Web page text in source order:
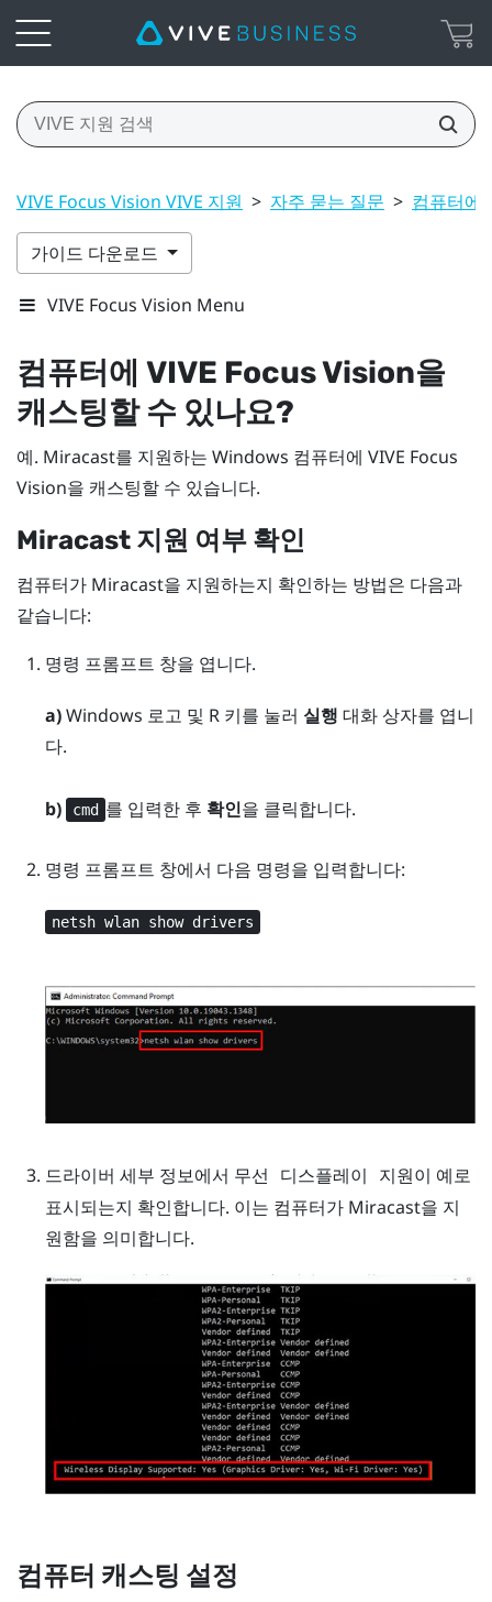
VIVE Focus Vision VIVE 지원 > 자주 묻는 질문 > 컴퓨터에
가이드 다운로드
VIVE Focus Vision Menu
컴퓨터에 VIVE Focus Vision을
캐스팅할 수 있나요?
예. Miracast를 지원하는 Windows 컴퓨터에 VIVE Focus
Vision을 캐스팅할 수 있습니다.
Miracast 지원 여부 확인
컴퓨터가 Miracast을 지원하는지 확인하는 방법은 다음과
같습니다:
명령 프롬프트 창을 엽니다.
a) Windows 로고 및 R키를 눌러 실행 대화 상자를 엽니
다.
b) cmd 를 입력한 후 확인을 클릭합니다.
명령 프롬프트 창에서 다음 명령을 입력합니다:
netsh wlan show drivers
드라이버 세부 정보에서 무선 디스플레이 지원이 예 로
표시되는지 확인합니다. 이는 컴퓨터가 Miracast을 지
원함을 의미합니다.
컴퓨터 캐스팅 설정